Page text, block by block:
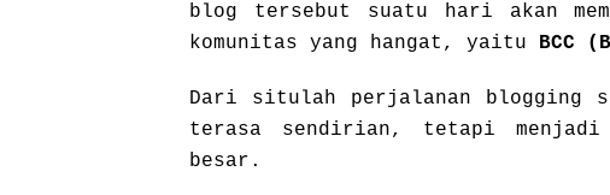
blog tersebut suatu hari akan
komunitas yang hangat, yaitu BCC
Dari situlah perjalanan blogging
terasa sendirian, tetapi
besar.